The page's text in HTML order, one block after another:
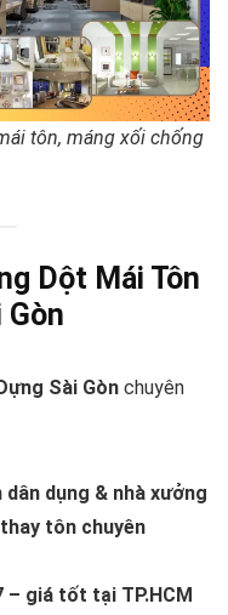
tôn, máng xối chống
Dột Mái Tôn
Gòn
Sài Gòn chuyên
dụng & nhà xưởng
tôn chuyên
– giá tốt tại TP.HCM